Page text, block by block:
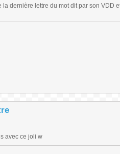
la dernière lettre du mot dit par son VDD
avec ce joli w